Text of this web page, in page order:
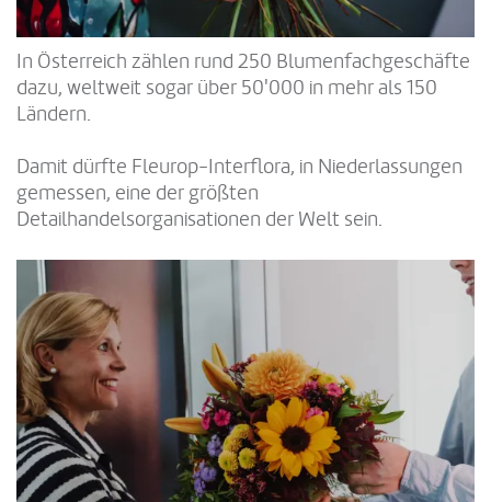
In Österreich zählen rund 250 Blumenfachgeschäfte
dazu, weltweit sogar über 50'000 in mehr als 150
Ländern.
Damit dürfte Fleurop-Interflora, in Niederlassungen
gemessen, eine der größten
Detailhandelsorganisationen der Welt sein.